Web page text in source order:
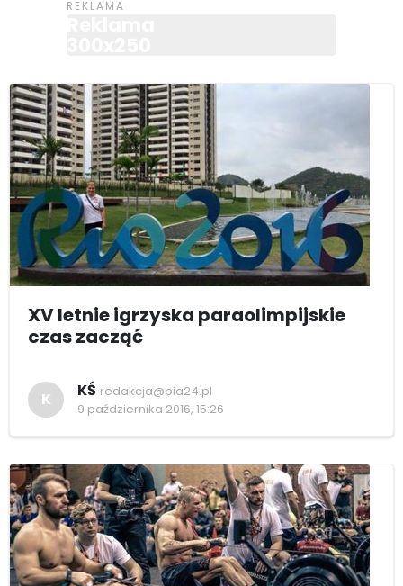
XV letnie igrzyska paraolimpijskie
czas zacząć
K KŚ redakcja@bia24.pl
9 października 2016, 15:26